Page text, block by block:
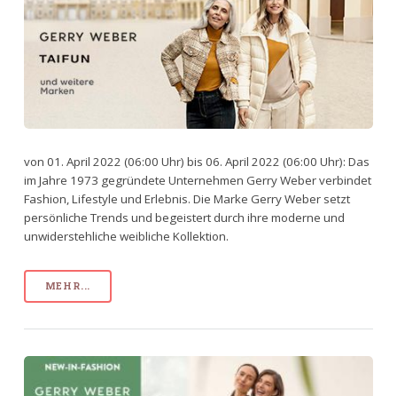
von 01. April 2022 (06:00 Uhr) bis 06. April 2022 (06:00 Uhr): Das
im Jahre 1973 gegründete Unternehmen Gerry Weber verbindet
Fashion, Lifestyle und Erlebnis. Die Marke Gerry Weber setzt
persönliche Trends und begeistert durch ihre moderne und
unwiderstehliche weibliche Kollektion.
MEHR...